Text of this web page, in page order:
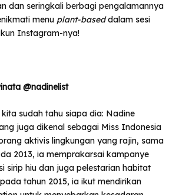
dan seringkali berbagi pengalamannya
menu plant-baseddalam sesi
Instagram-nya!
@nadinelist
sudah tahu siapa dia: Nadine
juga dikenal sebagai Miss Indonesia
aktivis lingkungan yang rajin, sama
2013, ia memprakarsai kampanye
sirip hiu dan juga pelestarian habitat
tahun 2015, ia ikut mendirikan